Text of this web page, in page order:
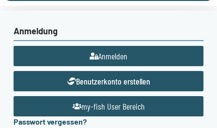
Anmeldung
Anmelden
Benutzerkonto erstellen
my-fish User Bereich
Passwort vergessen?